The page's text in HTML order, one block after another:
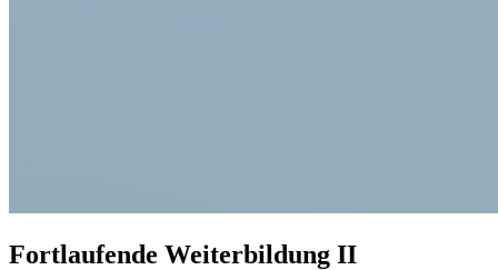
Fortlaufende Weiterbildung II